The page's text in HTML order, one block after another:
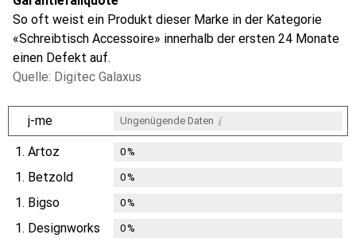
So oft weist ein Produkt dieser Marke in der Kategorie
«Schreibtisch Accessoire» innerhalb der ersten 24 Monate
einen Defekt auf.
Quelle: Digitec Galaxus
j-me Ungenügende Daten i
1. Artoz 0%
1. Betzold 0%
1. Bigso 0%
1. Designworks 0%